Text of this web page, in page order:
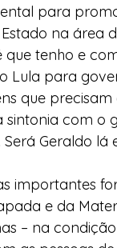
para
na área
que tenho e
Lula para
que
sintonia com
Será Geraldo
importantes
e da
– na